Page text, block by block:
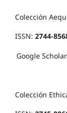
Colección
ISSN: 2744-
Google
Colección